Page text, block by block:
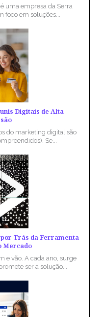
é uma empresa da Serra
foco em soluções...
Digitais de Alta
do marketing digital são
Se...
Trás da Ferramenta
Mercado
e vão. A cada ano, surge
ser a solução...